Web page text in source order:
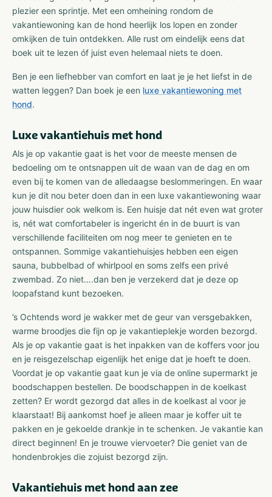
plezier een sprintje. Met een omheining rondom de
vakantiewoning kan de hond heerlijk los lopen en zonder
omkijken de tuin ontdekken. Alle rust om eindelijk eens dat
boek uit te lezen óf juist even helemaal niets te doen.
Ben je een liefhebber van comfort en laat je je het liefst in de
watten leggen? Dan boek je een luxe vakantiewoning met
hond.
Luxe vakantiehuis met hond
Als je op vakantie gaat is het voor de meeste mensen de
bedoeling om te ontsnappen uit de waan van de dag en om
even bij te komen van de alledaagse beslommeringen. En waar
kun je dit nou beter doen dan in een luxe vakantiewoning waar
jouw huisdier ook welkom is. Een huisje dat nét even wat groter
is, nét wat comfortabeler is ingericht én in de buurt is van
verschillende faciliteiten om nog meer te genieten en te
ontspannen. Sommige vakantiehuisjes hebben een eigen
sauna, bubbelbad of whirlpool en soms zelfs een privé
zwembad. Zo niet….dan ben je verzekerd dat je deze op
loopafstand kunt bezoeken.
’s Ochtends word je wakker met de geur van versgebakken,
warme broodjes die fijn op je vakantieplekje worden bezorgd.
Als je op vakantie gaat is het inpakken van de koffers voor jou
en je reisgezelschap eigenlijk het enige dat je hoeft te doen.
Voordat je op vakantie gaat kun je via de online supermarkt je
boodschappen bestellen. De boodschappen in de koelkast
zetten? Er wordt gezorgd dat alles in de koelkast al voor je
klaarstaat! Bij aankomst hoef je alleen maar je koffer uit te
pakken en je gekoelde drankje in te schenken. Je vakantie kan
direct beginnen! En je trouwe viervoeter? Die geniet van de
hondenbrokjes die zojuist bezorgd zijn.
Vakantiehuis met hond aan zee